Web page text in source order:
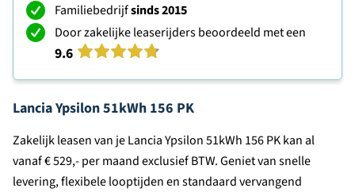
Familiebedrijfsinds 2015
Door zakelijke leaserijders beoordeeld met een
9.6
Lancia Ypsilon 51kWh 156 PK
Zakelijk leasen van je Lancia Ypsilon 51kWh 156 PK kan al
vanaf € 529,- per maand exclusief BTW. Geniet van snelle
levering, flexibele looptijden en standaard vervangend